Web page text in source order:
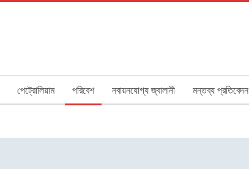
পেট্রোলিয়াম পরিবেশ নবায়নযোগ্য জ্বালানী মন্তব্য প্রতিবেদন